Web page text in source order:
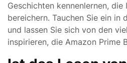
Geschichten kennenlernen, die
bereichern. Tauchen Sie ein in
und lassen Sie sich von den
inspirieren, die Amazon Prime